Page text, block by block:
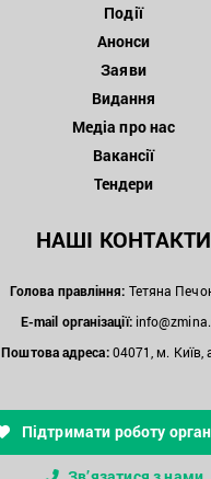
Події
Анонси
Заяви
Видання
Медіа про нас
Вакансії
Тендери
НАШІ КОНТАКТИ
Голова правління: Тетяна
E-mail організації:
Поштова адреса:04071, м. Київ,
Підтримати роботу